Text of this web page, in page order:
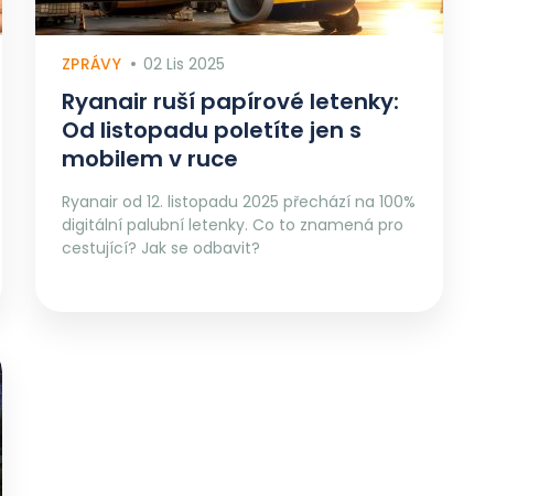
ZPRÁVY 02 Lis 2025
Ryanair ruší papírové letenky:
Od listopadu poletíte jen s
mobilem v ruce
Ryanair od 12. listopadu 2025 přechází na 100%
digitální palubní letenky. Co to znamená pro
cestující? Jak se odbavit?